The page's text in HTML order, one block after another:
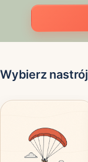
Wybierz nastrój